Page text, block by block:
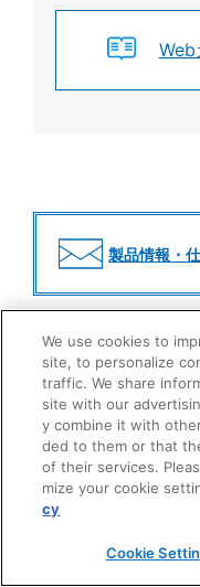
Web
製品情報・
い。
※お取引（見積り、注
は、弊社営業窓口まで
We use cookies to
site, to personalize
traffic. We share
site with our
y combine it with
ded to them or that
of their services.
mize your cookie
cy
Cookie